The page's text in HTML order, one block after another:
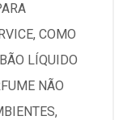
COMO
LÍQUIDO
NÃO